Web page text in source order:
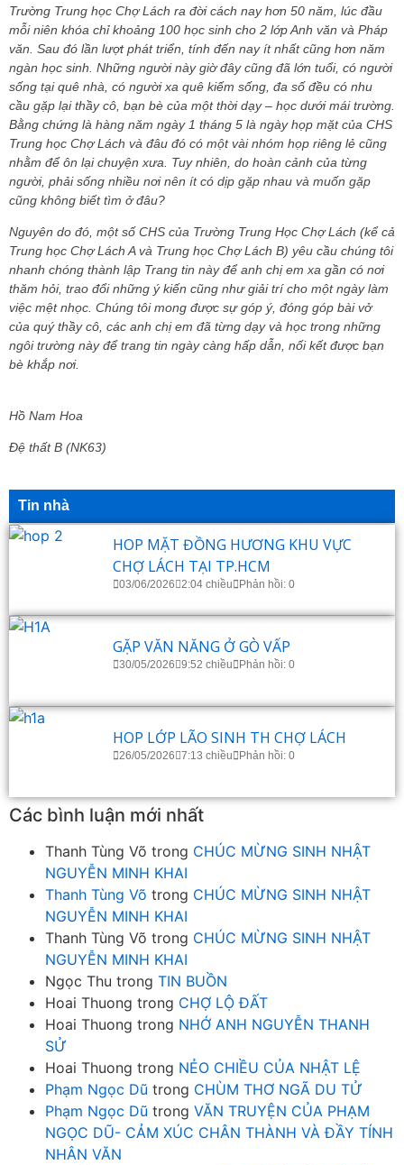
Trường Trung học Chợ Lách ra đời cách nay hơn 50 năm, lúc đầu
mỗi niên khóa chỉ khoảng 100 học sinh cho 2 lớp Anh văn và Pháp
văn. Sau đó lần lượt phát triển, tính đến nay ít nhất cũng hơn năm
ngàn học sinh. Những người này giờ đây cũng đã lớn tuổi, có người
sống tại quê nhà, có người xa quê kiếm sống, đa số đều có nhu
cầu gặp lại thầy cô, bạn bè của một thời dạy – học dưới mái trường.
Bằng chứng là hàng năm ngày 1 tháng 5 là ngày họp mặt của CHS
Trung học Chợ Lách và đâu đó có một vài nhóm họp riêng lẻ cũng
nhằm để ôn lại chuyện xưa. Tuy nhiên, do hoàn cảnh của từng
người, phải sống nhiều nơi nên ít có dịp gặp nhau và muốn gặp
cũng không biết tìm ở đâu?
Nguyên do đó, một số CHS của Trường Trung Học Chợ Lách (kể cả
Trung học Chợ Lách A và Trung học Chợ Lách B) yêu cầu chúng tôi
nhanh chóng thành lập Trang tin này để anh chị em xa gần có nơi
thăm hỏi, trao đổi những ý kiến cũng như giải trí cho một ngày làm
việc mệt nhọc. Chúng tôi mong được sự góp ý, đóng góp bài vở
của quý thầy cô, các anh chị em đã từng dạy và học trong những
ngôi trường này để trang tin ngày càng hấp dẫn, nối kết được bạn
bè khắp nơi.
Hồ Nam Hoa
Đệ thất B (NK63)
Tin nhà
HOP MẶT ĐỒNG HƯƠNG KHU VỰC
CHỢ LÁCH TẠI TP.HCM
03/06/2026 2:04 chiều Phản hồi: 0
GẶP VĂN NĂNG Ở GÒ VẤP
30/05/2026 9:52 chiều Phản hồi: 0
HOP LỚP LÃO SINH TH CHỢ LÁCH
26/05/2026 7:13 chiều Phản hồi: 0
Các bình luận mới nhất
Thanh Tùng Võ trong CHÚC MỪNG SINH NHẬT
NGUYỄN MINH KHAI
Thanh Tùng Võ trong CHÚC MỪNG SINH NHẬT
NGUYỄN MINH KHAI
Thanh Tùng Võ trong CHÚC MỪNG SINH NHẬT
NGUYỄN MINH KHAI
Ngọc Thu trong TIN BUỒN
Hoai Thuong trong CHỢ LỘ ĐẤT
Hoai Thuong trong NHỚ ANH NGUYỄN THANH
SỬ
Hoai Thuong trong NẺO CHIỀU CỦA NHẬT LỆ
Phạm Ngọc Dũ trong CHÙM THƠ NGÃ DU TỬ
Phạm Ngọc Dũ trong VĂN TRUYỆN CỦA PHẠM
NGỌC DŨ- CẢM XÚC CHÂN THÀNH VÀ ĐẦY TÍNH
NHÂN VĂN